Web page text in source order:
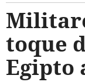
toque
Egipto